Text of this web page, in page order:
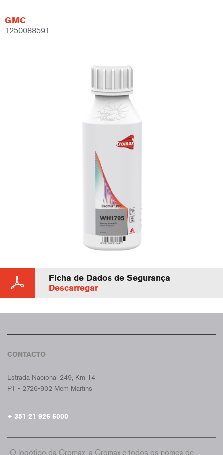
GMC
1250088591
Ficha de Dados de Segurança
Descarregar
CONTACTO
Estrada Nacional 249, Km 14
PT - 2726-902 Mem Martins
+ 351 21 926 6000
O logótipo da Cromax, a Cromax e todos os nomes de